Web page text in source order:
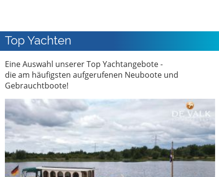
Top Yachten
Eine Auswahl unserer Top Yachtangebote -
die am häufigsten aufgerufenen Neuboote und
Gebrauchtboote!